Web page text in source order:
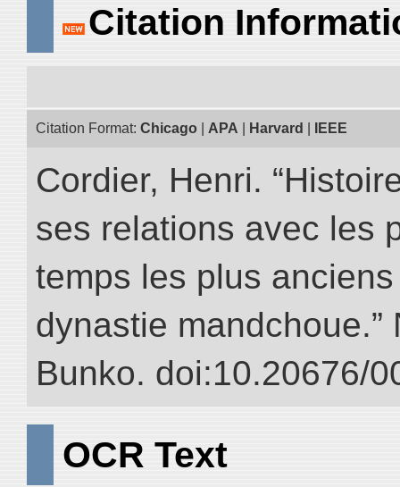
Citation
Citation Format: Chicago APA Harvard IEEE
Cordier, Henri.
ses relations avec les
temps les plus
dynastie mandchoue.”
Bunko. doi:10.20676/
OCR Text